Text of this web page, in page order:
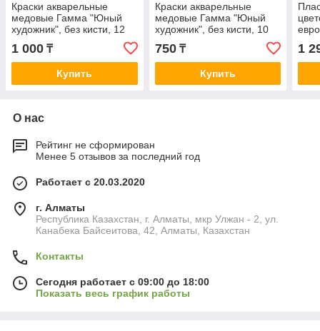
Краски акварельные
медовые Гамма "Юный
художник", без кисти, 12
1 000 ₸
Купить
Краски акварельные
медовые Гамма "Юный
художник", без кисти, 10
цветов
750₸
Купить
1
О нас
Рейтинг не сформирован
Менее 5 отзывов за последний год
Работает с 20.03.2020
г. Алматы
Республика Казахстан, г. Алматы, мкр Улжан - 2, ул.
Канабека Байсеитова, 42, Алматы, Казахстан
Контакты
Сегодня работает с 09:00 до 18:00
Показать весь график работы